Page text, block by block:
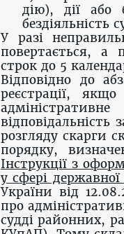
дію), дії або
бездіяльність
У разі
повертається, а
строк до 5
Відповідно до
реєстрації,
розгляду скарги
порядку,
Інструкції з
у сфері державної
України від
про
судді районних,